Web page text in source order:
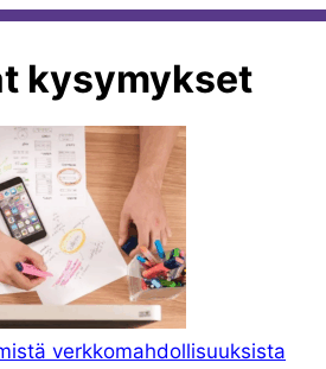
kysymykset
verkkomahdollisuuksista